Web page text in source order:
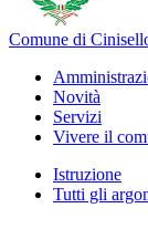
Comune di
Novità
Servizi
Vivere il
Istruzione
Tutti gli